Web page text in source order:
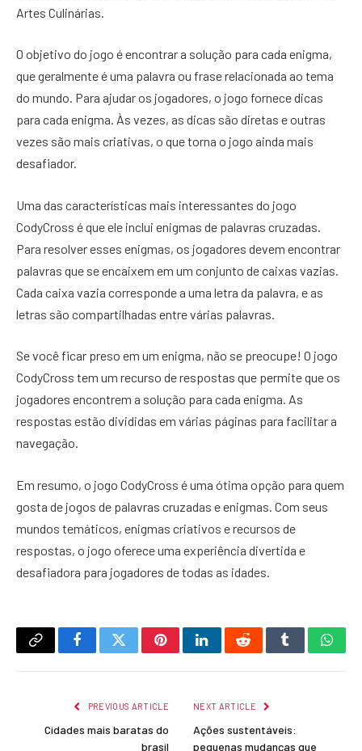
Artes Culinárias.
O objetivo do jogo é encontrar a solução para cada enigma,
que geralmente é uma palavra ou frase relacionada ao tema
do mundo. Para ajudar os jogadores, o jogo fornece dicas
para cada enigma. Às vezes, as dicas são diretas e outras
vezes são mais criativas, o que torna o jogo ainda mais
desafiador.
Uma das características mais interessantes do jogo
CodyCross é que ele inclui enigmas de palavras cruzadas.
Para resolver esses enigmas, os jogadores devem encontrar
palavras que se encaixem em um conjunto de caixas vazias.
Cada caixa vazia corresponde a uma letra da palavra, e as
letras são compartilhadas entre várias palavras.
Se você ficar preso em um enigma, não se preocupe! O jogo
CodyCross tem um recurso de respostas que permite que os
jogadores encontrem a solução para cada enigma. As
respostas estão divididas em várias páginas para facilitar a
navegação.
Em resumo, o jogo CodyCross é uma ótima opção para quem
gosta de jogos de palavras cruzadas e enigmas. Com seus
mundos temáticos, enigmas criativos e recursos de
respostas, o jogo oferece uma experiência divertida e
desafiadora para jogadores de todas as idades.
Copy
FacebookTwitterPinterestLinkedInRedditTumblr
PREVIOUS ARTICLE
Cidades mais baratas do
brasil
NEXT ARTICLE
Ações sustentáveis:
pequenas mudanças que